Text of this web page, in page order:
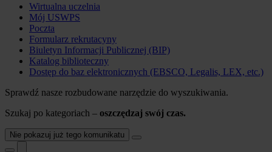
Wirtualna uczelnia
Mój USWPS
Poczta
Formularz rekrutacyny
Biuletyn Informacji Publicznej (BIP)
Katalog biblioteczny
Dostęp do baz elektronicznych (EBSCO, Legalis, LEX, etc.)
Sprawdź nasze rozbudowane narzędzie do wyszukiwania.
Szukaj po kategoriach – oszczędzaj swój czas.
Nie pokazuj już tego komunikatu